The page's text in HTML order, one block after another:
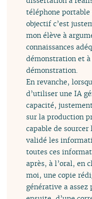
téléphone
objectif c’est
mon élève à
connaissances
démonstration et
démonstration.
En revanche,
d’utiliser une IA
capacité,
sur la production
capable de
validé les
toutes ces
après, à l’oral, en
moi, une copie
générative a